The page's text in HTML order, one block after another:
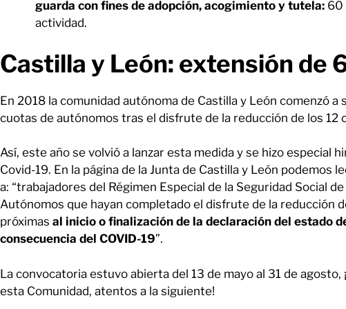
guarda con fines de adopción, acogimiento y tutela: 60
actividad.
Castilla y León: extensión de
En 2018 la comunidad autónoma de Castilla y León comenzó
cuotas de autónomos tras el disfrute de la reducción de los 12
Así, este año se volvió a lanzar esta medida y se hizo especial
Covid-19. En la página de la Junta de Castilla y León podemos
a: “trabajadores del Régimen Especial de la Seguridad Social
Autónomos que hayan completado el disfrute de la reducción
próximas al inicio o finalización de la declaración del estado
consecuencia del COVID-19”.
La convocatoria estuvo abierta del 13 de mayo al 31 de
esta Comunidad, atentos a la siguiente!